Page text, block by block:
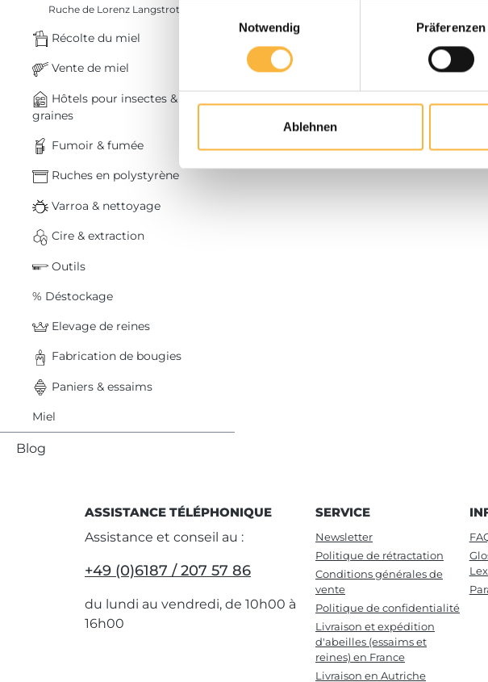
Einwilligungsauswahl
Notwendig
Präferenzen
Ablehnen
Ruche de Lorenz Langstroth
Récolte du miel
Vente de miel
Hôtels pour insectes &
graines
Fumoir & fumée
Ruches en polystyrène
Varroa & nettoyage
Cire & extraction
Outils
% Déstockage
Elevage de reines
Fabrication de bougies
Paniers & essaims
Miel
Blog
Plus d’infos
Quantité de produit
Ajouter
ASSISTANCE TÉLÉPHONIQUE
Assistance et conseil au :
+49 (0)6187 / 207 57 86
du lundi au vendredi, de 10h00 à
16h00
SERVICE
Newsletter
Politique de rétractation
Conditions générales de
vente
Politique de confidentialité
Livraison et expédition
d'abeilles (essaims et
reines) en France
Livraison en Autriche